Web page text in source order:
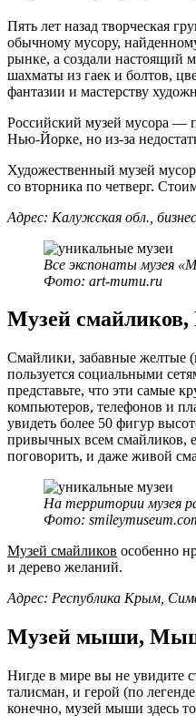
Пять лет назад творческая
обычному мусору,
рынке, а создали настоящий
шахматы из гаек и болтов,
фантазии и мастерству
Российский музей мусора —
Нью-Йорке, но из-за
Художественный музей
со вторника по четверг.
Адрес: Калужская обл.,
Все экспонаты музея
Фото: art-mumu.ru
Музей
Смайлики, забавные желтые
пользуется социальными
представьте, что эти самые
компьютеров, телефонов и
увидеть более 50 фигур
привычных всем смайликов,
поговорить, и даже живой
На территории музея
Фото:
Музей смайликов особенно
и дерево желаний.
Адрес: Республика Крым,
Музей мыши,
Нигде в мире вы не увидите
талисман, и герой (по
конечно, музей мыши здесь